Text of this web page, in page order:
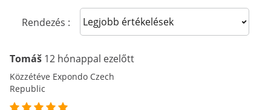
Rendezés : Sort reviews
Tomáš 12 hónappal ezelőtt
Közzétéve Expondo Czech
Republic